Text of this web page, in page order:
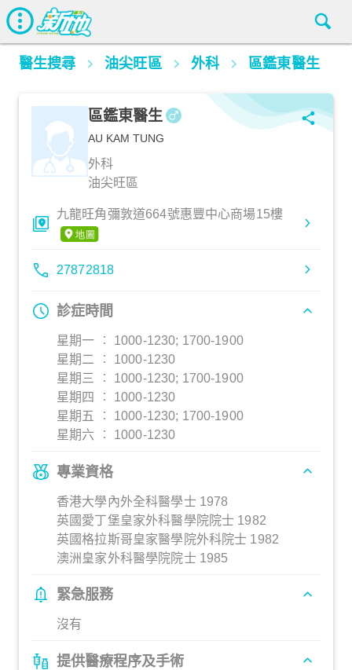
醫生搜尋 油尖旺區 外科 區鑑東醫生
區鑑東醫生
AU KAM TUNG
外科
油尖旺區
九龍旺角彌敦道664號惠豐中心商場15樓
27872818
診症時間
星期一 ︰ 1000-1230; 1700-1900
星期二 ︰ 1000-1230
星期三 ︰ 1000-1230; 1700-1900
星期四 ︰ 1000-1230
星期五 ︰ 1000-1230; 1700-1900
星期六 ︰ 1000-1230
專業資格
香港大學內外全科醫學士 1978
英國愛丁堡皇家外科醫學院院士 1982
英國格拉斯哥皇家醫學院外科院士 1982
澳洲皇家外科醫學院院士 1985
緊急服務
沒有
提供醫療程序及手術